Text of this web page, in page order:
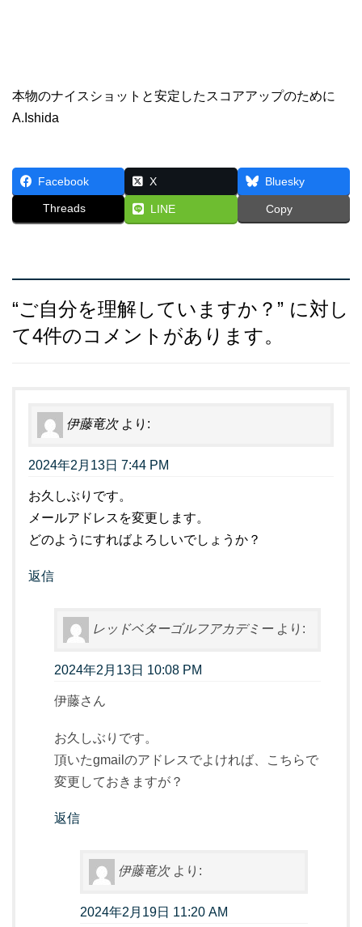
本物のナイスショットと安定したスコアアップのために
A.Ishida
Facebook X Bluesky
Threads LINE Copy
“ご自分を理解していますか？ ” に対し
て4件のコメントがあります。
伊藤竜次 より:
2024年2月13日 7:44 PM
お久しぶりです。
メールアドレスを変更します。
どのようにすればよろしいでしょうか？
返信
レッドベターゴルフアカデミー より:
2024年2月13日 10:08 PM
伊藤さん
お久しぶりです。
頂いたgmailのアドレスでよければ、こちらで
変更しておきますが？
返信
伊藤竜次 より:
2024年2月19日 11:20 AM